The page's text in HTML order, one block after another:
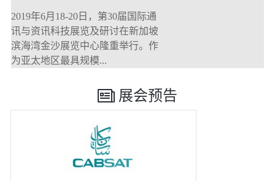
CommunicAsia 2019
2019年6月18-20日，第30届国际通
讯与资讯科技展览及研讨在新加坡
滨海湾金沙展览中心隆重举行。作
为亚太地区最具规模...
展会预告